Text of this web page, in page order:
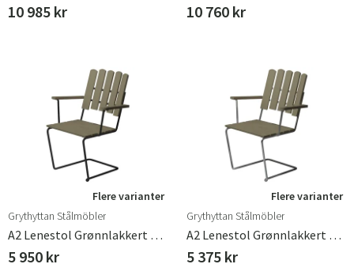
10 985 kr 10 760 kr
Flere varianter
Grythyttan Stålmöbler
A2 Lenestol Grønnlakkert Eik / Svart Ramme
5 950 kr
Flere varianter
Grythyttan Stålmöbler
A2 Lenestol Grønnlakkert Eik / Varmgalvanisert Ramme
5 375 kr